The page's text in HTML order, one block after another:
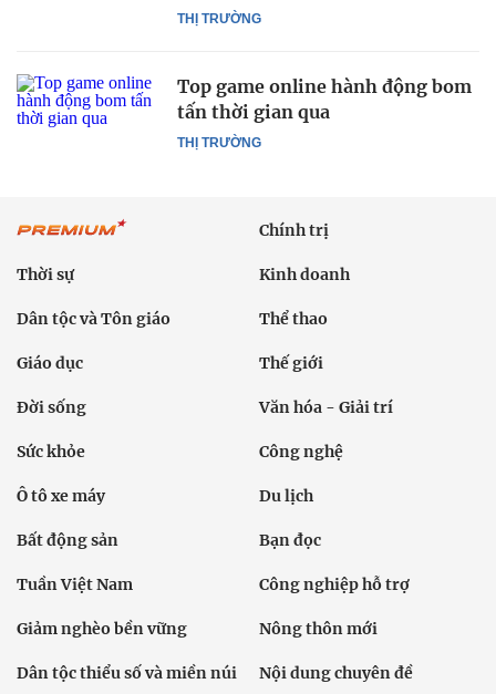
THỊ TRƯỜNG
THỊ TRƯỜNG
Top game online hành động bom
tấn thời gian qua
Chính trị
Thời sự Kinh doanh
Dân tộc và Tôn giáo Thể thao
Giáo dục Thế giới
Đời sống Văn hóa - Giải trí
Sức khỏe Công nghệ
Ô tô xe máy Du lịch
Bất động sản Bạn đọc
Tuần Việt Nam Công nghiệp hỗ trợ
Giảm nghèo bền vững Nông thôn mới
Dân tộc thiểu số và miền núi Nội dung chuyên đề